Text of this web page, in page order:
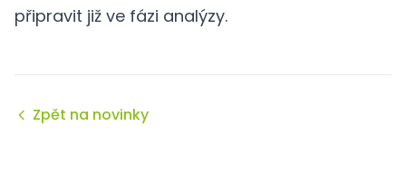
připravit již ve fázi analýzy.
Zpět na novinky